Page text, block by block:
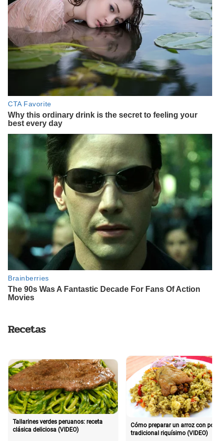
Recetas
Tallarines verdes peruanos: receta
clásica deliciosa (VIDEO)
Cómo preparar un arroz con pollo
tradicional riquísimo (VIDEO)